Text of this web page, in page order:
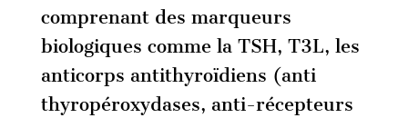
comprenant des marqueurs
biologiques comme la TSH, T3L, les
anticorps antithyroïdiens (anti
thyropéroxydases, anti-récepteurs